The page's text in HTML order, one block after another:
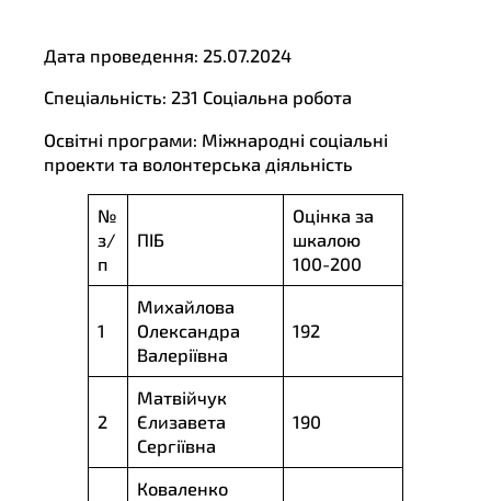
Дата проведення: 25.07.2024
Спеціальність: 231 Соціальна робота
Освітні програми: Міжнародні соціальні
проекти та волонтерська діяльність
№
з/
п
ПІБ
Оцінка за
шкалою
100-200
1
Михайлова
Олександра
Валеріївна
192
2
Матвійчук
Єлизавета
Сергіївна
190
Коваленко